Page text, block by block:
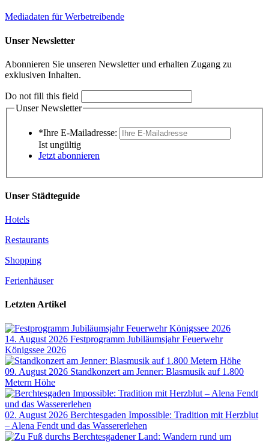
Mediadaten für Werbetreibende
Unser Newsletter
Abonnieren Sie unseren Newsletter und erhalten Zugang zu
exklusiven Inhalten.
Do not fill this field
Unser Newsletter
*Ihre E-Mailadresse:
Ist ungültig
Jetzt abonnieren
Unser Städteguide
Hotels
Restaurants
Shopping
Ferienhäuser
Letzten Artikel
14. August 2026 Festprogramm Jubiläumsjahr Feuerwehr
Königssee 2026
09. August 2026 Standkonzert am Jenner: Blasmusik auf 1.800
Metern Höhe
02. August 2026 Berchtesgaden Impossible: Tradition mit Herzblut
– Alena Fendt und das Wassererlehen